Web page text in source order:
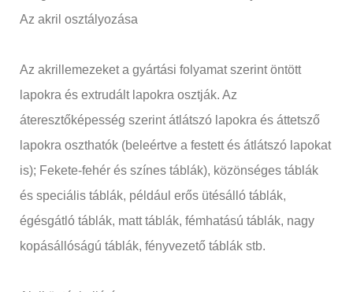
Az akril osztályozása
Az akrillemezeket a gyártási folyamat szerint öntött
lapokra és extrudált lapokra osztják. Az
áteresztőképesség szerint átlátszó lapokra és áttetsző
lapokra oszthatók (beleértve a festett és átlátszó lapokat
is); Fekete-fehér és színes táblák), közönséges táblák
és speciális táblák, például erős ütésálló táblák,
égésgátló táblák, matt táblák, fémhatású táblák, nagy
kopásállóságú táblák, fényvezető táblák stb.